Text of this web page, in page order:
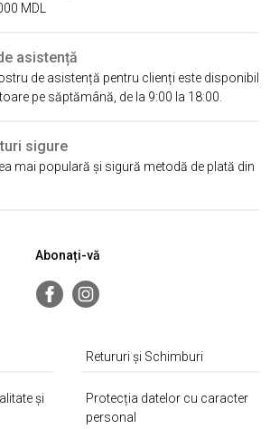
Retururi și Schimburi
și
Protecția datelor cu caracter
personal
Abonați-vă
MDL
asistență
de asistență pentru clienți este disponibil
pe săptămână, de la 9:00 la 18:00.
sigure
mai populară și sigură metodă de plată din